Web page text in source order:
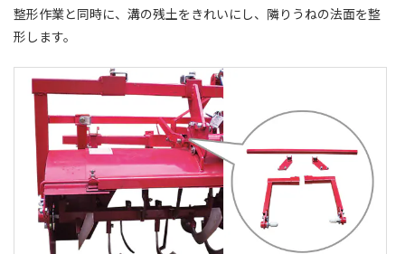
整形作業と同時に、溝の残土をきれいにし、隣りうねの法面を整
形します。